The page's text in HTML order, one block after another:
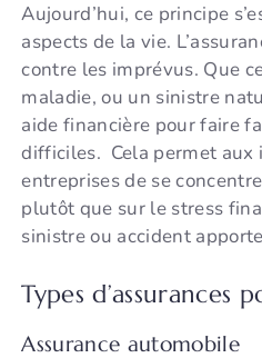
Aujourd’hui, ce principe
aspects de la vie.
contre les imprévus. Que
maladie, ou un sinistre
aide financière pour faire
difficiles. Cela permet aux
entreprises de se
plutôt que sur le stress
sinistre ou accident
Types d’assurances
Assurance automobile